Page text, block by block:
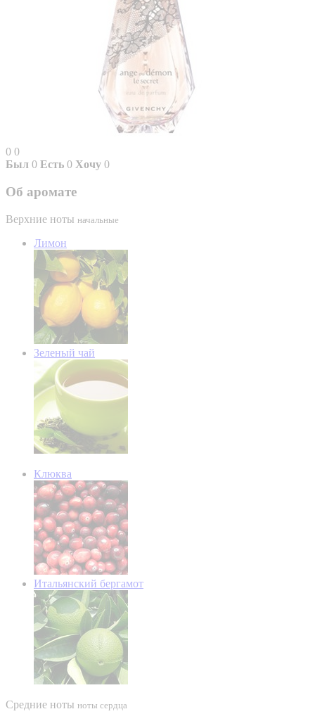
0 0
Был 0 Есть 0 Хочу 0
Об аромате
Верхние ноты начальные
Лимон
Зеленый чай
Клюква
Итальянский бергамот
Средние ноты ноты сердца